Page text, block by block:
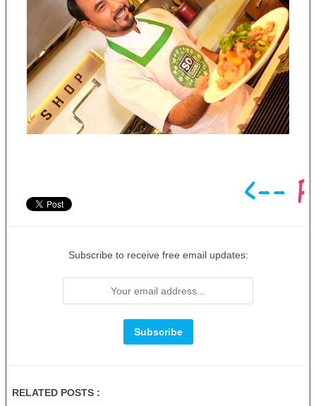
Subscribe to receive free email updates:
RELATED POSTS :